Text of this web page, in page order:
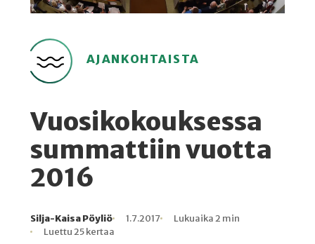
AJANKOHTAISTA
Vuosikokouksessa
summattiin vuotta
2016
Kirjoittaja
Silja-Kaisa Pöyliö
Julkaistu
1.7.2017
Lukuaika
Lukuaika 2 min
Lukukertoja
Luettu 25 kertaa